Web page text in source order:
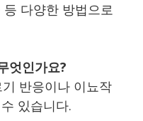
다양한 방법으로
엇인가요?
반응이나 이뇨작
있습니다.